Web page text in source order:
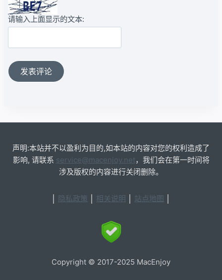
请输入上面显示的文本:
声明:本站并不以盈利为目的,如本站的内容对您的权利造成了
影响, 请联系 service@macenjoy.net，我们会在第一时间将
涉及版权的内容进行关闭删除。
隐私政策 相关说明 站点地图
Copyright © 2017-2025 MacEnjoy